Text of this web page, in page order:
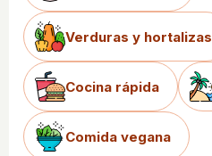
Verduras y hortalizas
Cocina rápida
Comida vegana